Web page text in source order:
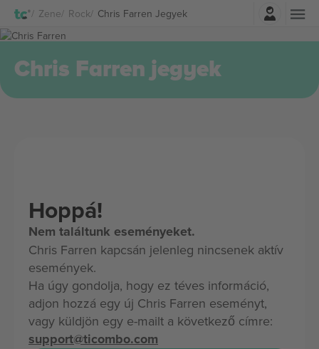
Zene Rock Chris Farren JegyekBelépés
Chris Farren jegyek
Hoppá!
Nem találtunk eseményeket.
Chris Farren kapcsán jelenleg nincsenek aktív
események.
Ha úgy gondolja, hogy ez téves információ,
adjon hozzá egy új Chris Farren eseményt,
vagy küldjön egy e-mailt a következő címre:
support@ticombo.com